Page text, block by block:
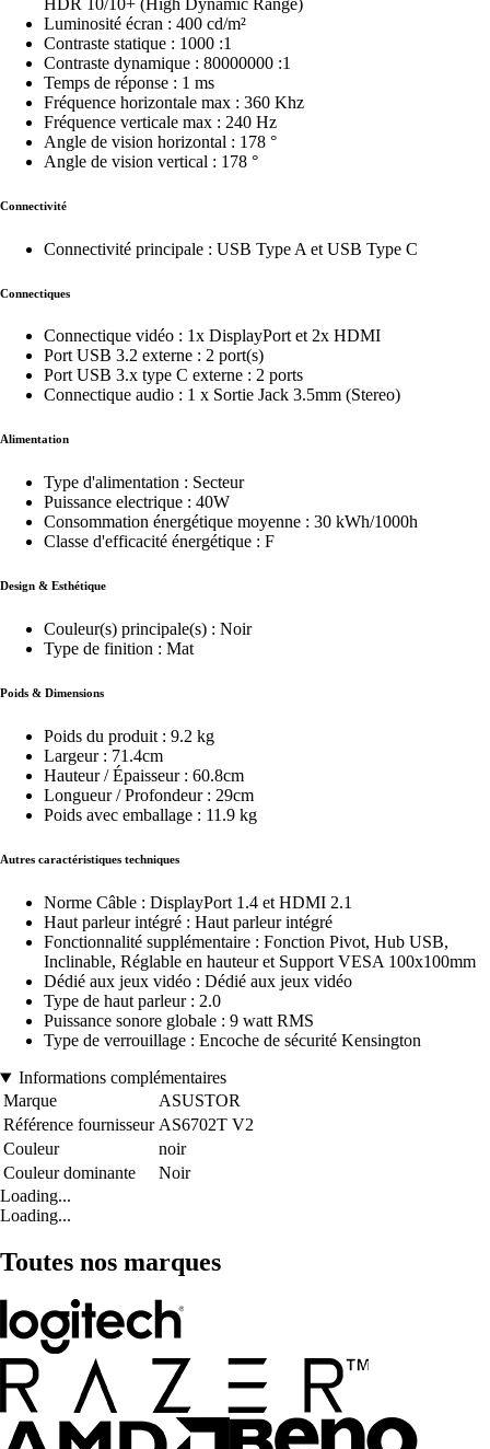
Luminosité écran : 400 cd/m²
Contraste statique : 1000 :1
Contraste dynamique : 80000000 :1
Temps de réponse : 1 ms
Fréquence horizontale max : 360 Khz
Fréquence verticale max : 240 Hz
Angle de vision horizontal : 178 °
Angle de vision vertical : 178 °
Connectivité
Connectivité principale : USB Type A et USB Type C
Connectiques
Connectique vidéo : 1x DisplayPort et 2x HDMI
Port USB 3.2 externe : 2 port(s)
Port USB 3.x type C externe : 2 ports
Connectique audio : 1 x Sortie Jack 3.5mm (Stereo)
Alimentation
Type d'alimentation : Secteur
Puissance electrique : 40W
Consommation énergétique moyenne : 30 kWh/1000h
Classe d'efficacité énergétique : F
Design & Esthétique
Couleur(s) principale(s) : Noir
Type de finition : Mat
Poids & Dimensions
Poids du produit : 9.2 kg
Largeur : 71.4cm
Hauteur / Épaisseur : 60.8cm
Longueur / Profondeur : 29cm
Poids avec emballage : 11.9 kg
Autres caractéristiques techniques
Norme Câble : DisplayPort 1.4 et HDMI 2.1
Haut parleur intégré : Haut parleur intégré
Fonctionnalité supplémentaire : Fonction Pivot, Hub USB,
Inclinable, Réglable en hauteur et Support VESA 100x100mm
Dédié aux jeux vidéo : Dédié aux jeux vidéo
Type de haut parleur : 2.0
Puissance sonore globale : 9 watt RMS
Type de verrouillage : Encoche de sécurité Kensington
Informations complémentaires
Marque
ASUSTOR
Référence fournisseur AS6702T V2
Couleur
noir
Couleur dominante
Noir
Loading...
Loading...
Toutes nos marques